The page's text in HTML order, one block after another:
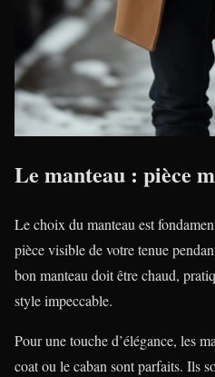
Le manteau : pièce
Le choix du manteau est
pièce visible de votre tenue
bon manteau doit être chaud,
style impeccable.
Pour une touche d’élégance, les
coat ou le caban sont parfaits. Ils